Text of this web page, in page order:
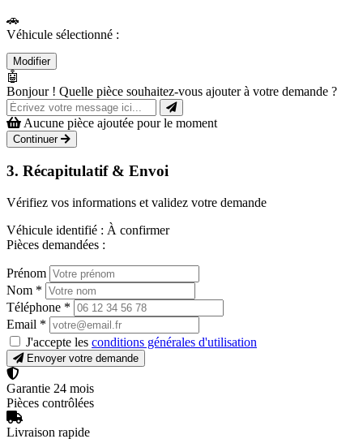
🚗
Véhicule sélectionné :
Modifier
🤖
Bonjour ! Quelle pièce souhaitez-vous ajouter à votre demande ?
Aucune pièce ajoutée pour le moment
Continuer
3. Récapitulatif & Envoi
Vérifiez vos informations et validez votre demande
Véhicule identifié : À confirmer
Pièces demandées :
Prénom
Nom *
Téléphone *
Email *
J'accepte les conditions générales d'utilisation
Envoyer votre demande
Garantie 24 mois
Pièces contrôlées
Livraison rapide